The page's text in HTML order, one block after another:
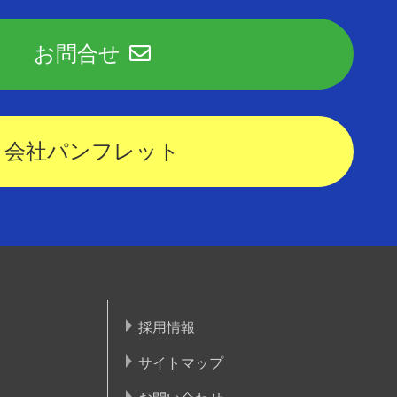
お問合せ
会社パンフレット
採用情報
サイトマップ